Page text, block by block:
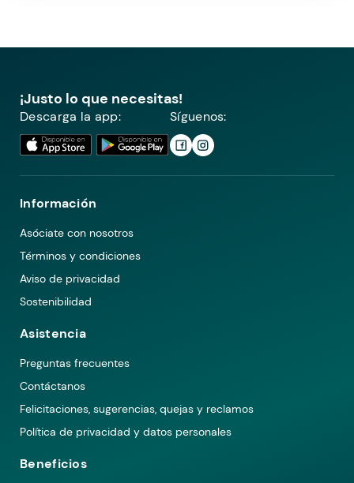
¡Justo lo que necesitas!
Descarga la app: Síguenos:
Información
Asóciate con nosotros
Términos y condiciones
Aviso de privacidad
Sostenibilidad
Asistencia
Preguntas frecuentes
Contáctanos
Felicitaciones, sugerencias, quejas y reclamos
Política de privacidad y datos personales
Beneficios